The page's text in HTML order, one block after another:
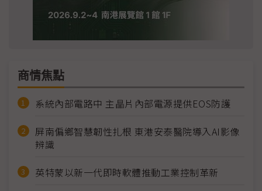
商情焦點
系統內部電路中 主晶片內部電源提供EOS防護
屏南偏鄉智慧韌性扎根 東港安泰醫院導入AI影像
辨識
英特蒙以新一代即時軟體推動工業控制革新